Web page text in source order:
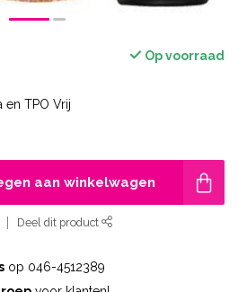
Op voorraad
en TPO Vrij
aan winkelwagen
Deel dit product
op 046-4512389